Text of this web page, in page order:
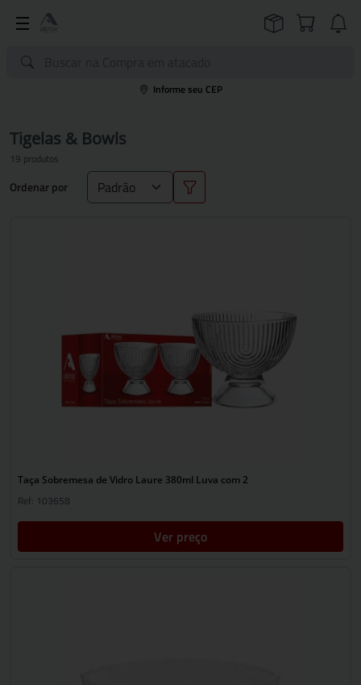
Informe seu CEP
Tigelas & Bowls
19 produtos
Ordenar por
Taça Sobremesa de Vidro Laure 380ml Luva com 2
Ref: 103658
Ver preço